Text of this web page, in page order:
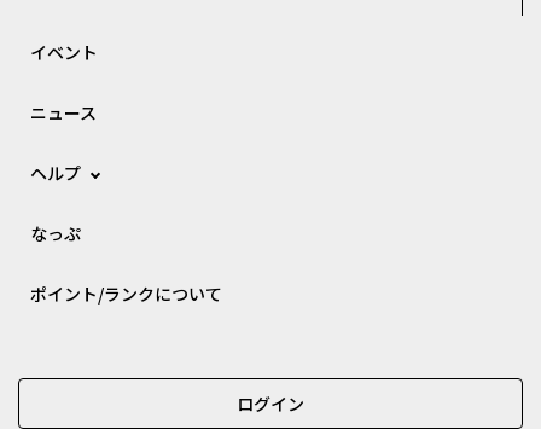
イベント
ニュース
ヘルプ
なっぷ
ポイント/ランクについて
ログイン